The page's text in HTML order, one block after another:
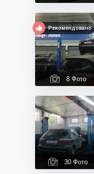
Рекомендовано
8 Фото
30 Фото